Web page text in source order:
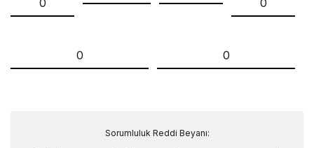
0 0
Sorumluluk Reddi Beyanı: